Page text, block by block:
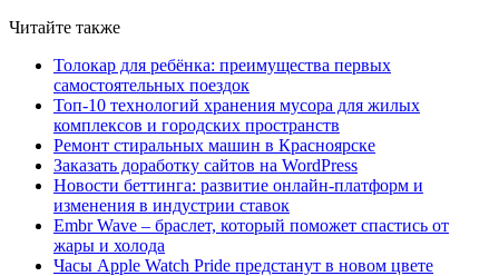
Читайте также
Толокар для ребёнка: преимущества первых
самостоятельных поездок
Топ-10 технологий хранения мусора для жилых
комплексов и городских пространств
Ремонт стиральных машин в Красноярске
Заказать доработку сайтов на WordPress
Новости беттинга: развитие онлайн-платформ и
изменения в индустрии ставок
Embr Wave – браслет, который поможет спастись от
жары и холода
Часы Apple Watch Pride предстанут в новом цвете